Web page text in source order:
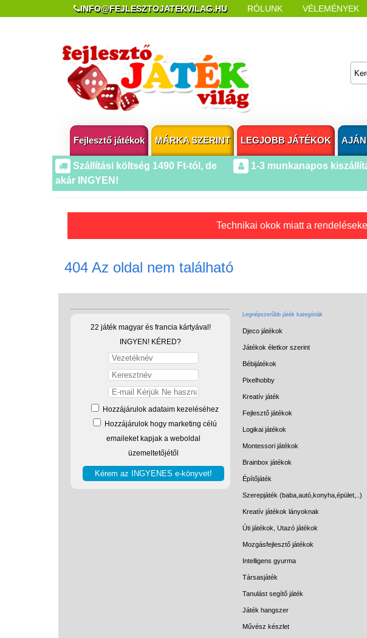
INFO@FEJLESZTOJATEKVILAG.HU RÓLUNK VÉLEMÉNYEK
Fejlesztő játékok MÁRKA SZERINT LEGJOBB JÁTÉKOK
Szállítási költség 1490 Ft-tól, de
akár INGYEN!
1-3 munkanapos
Technikai okok miatt a
404 Az oldal nem található
22 játék magyar és francia kártyával!
INGYEN! KÉRED?
Hozzájárulok adataim kezeléséhez
Hozzájárulok hogy marketing célú
emaileket kapjak a weboldal
üzemeltetőjétől
Legnépszerűbb játék kategóriák
Djeco játékok
Játékok életkor szerint
Bébijátékok
Pixelhobby
Kreatív játék
Fejlesztő játékok
Logikai játékok
Montessori játékok
Brainbox játékok
Építőjáték
Szerepjáték (baba,autó,konyha,épület,..)
Kreatív játékok lányoknak
Úti játékok, Utazó játékok
Mozgásfejlesztő játékok
Intelligens gyurma
Társasjáték
Tanulást segítő játék
Játék hangszer
Művész készlet